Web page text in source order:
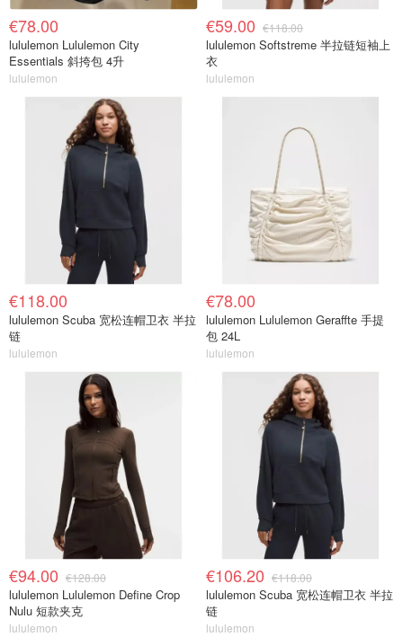
€78.00
lululemon Lululemon City
Essentials 斜挎包 4升
lululemon
€59.00 €118.00
lululemon Softstreme 半拉链短袖上
衣
lululemon
€118.00
lululemon Scuba 宽松连帽卫衣 半拉
链
lululemon
€78.00
lululemon Lululemon Geraffte 手提
包 24L
lululemon
€94.00 €128.00
lululemon Lululemon Define Crop
Nulu 短款夹克
lululemon
€106.20 €118.00
lululemon Scuba 宽松连帽卫衣 半拉
链
lululemon